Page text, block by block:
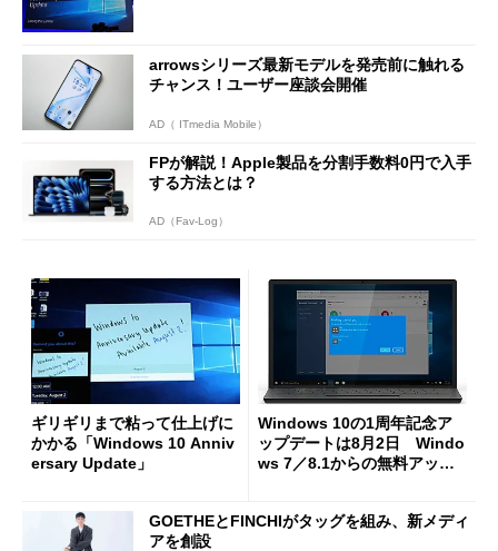
arrowsシリーズ最新モデルを発売前に触れる
チャンス！ユーザー座談会開催
AD（ ITmedia Mobile）
FPが解説！Apple製品を分割手数料0円で入手
する方法とは？
AD（Fav-Log）
ギリギリまで粘って仕上げに
かかる「Windows 10 Anniv
ersary Update」
Windows 10の1周年記念ア
ップデートは8月2日 Windo
ws 7／8.1からの無料アップ
GOETHEとFINCHIがタッグを組み、新メディ
アを創設